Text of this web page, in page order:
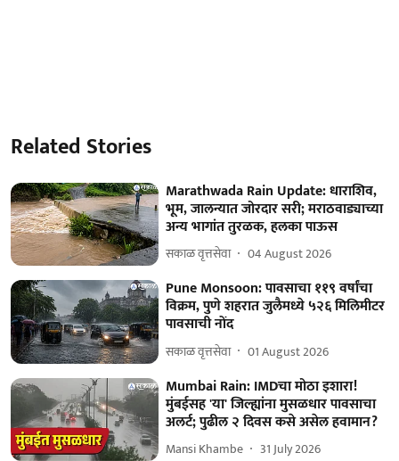
Related Stories
Marathwada Rain Update: धाराशिव,
भूम, जालन्यात जोरदार सरी; मराठवाड्याच्या
अन्य भागांत तुरळक, हलका पाऊस
सकाळ वृत्तसेवा 04 August 2026
Pune Monsoon: पावसाचा ११९ वर्षांचा
विक्रम, पुणे शहरात जुलैमध्ये ५२६ मिलिमीटर
पावसाची नोंद
सकाळ वृत्तसेवा 01 August 2026
Mumbai Rain: IMDचा मोठा इशारा!
मुंबईसह 'या' जिल्ह्यांना मुसळधार पावसाचा
अलर्ट; पुढील २ दिवस कसे असेल हवामान?
Mansi Khambe 31 July 2026